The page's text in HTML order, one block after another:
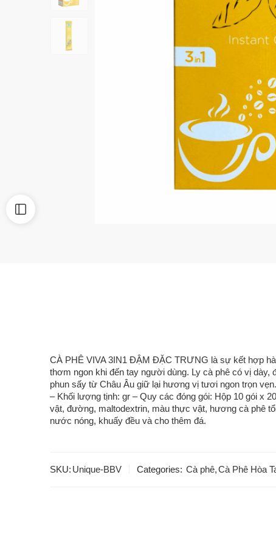
CÀ PHÊ VIVA 3IN1 ĐẬM ĐẶC TRƯNG là sự kết hợp
thơm ngon khi đến tay người dùng. Ly cà phê có vị
phun sấy từ Châu Âu giữ lại hương vị tươi ngon trọn
– Khối lượng tịnh: gr – Quy các đóng gói: Hộp 10 gói x
vật, đường, maltodextrin, màu thực vật, hương cà phê
nước nóng, khuấy đều và cho thêm đá.
SKU: Unique-BBV Categories: Cà phê,Cà Phê Hòa